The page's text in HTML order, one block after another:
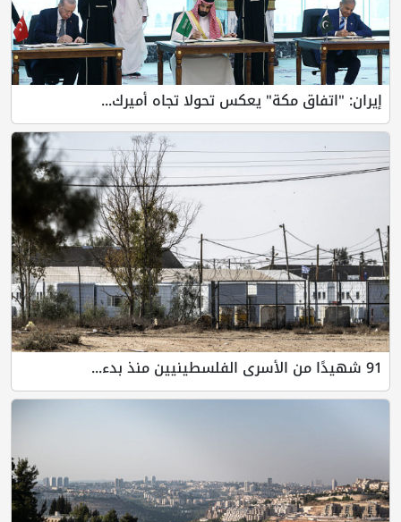
إيران: "اتفاق مكة" يعكس تحولا تجاه أميرك...
91 شهيدًا من الأسرى الفلسطينيين منذ بدء...